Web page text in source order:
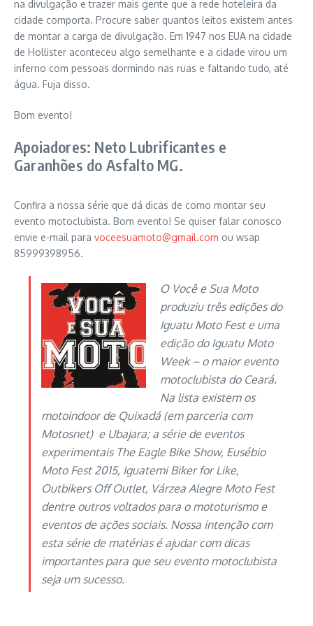
na divulgação e trazer mais gente que a rede hoteleira da
cidade comporta. Procure saber quantos leitos existem antes
de montar a carga de divulgação. Em 1947 nos EUA na cidade
de Hollister aconteceu algo semelhante e a cidade virou um
inferno com pessoas dormindo nas ruas e faltando tudo, até
água. Fuja disso.
Bom evento!
Apoiadores: Neto Lubrificantes e
Garanhões do Asfalto MG.
Confira a nossa série que dá dicas de como montar seu
evento motoclubista. Bom evento! Se quiser falar conosco
envie e-mail para voceesuamoto@gmail.com ou wsap
85999398956.
O Você e Sua Moto
produziu três edições do
Iguatu Moto Fest e uma
edição do Iguatu Moto
Week – o maior evento
motoclubista do Ceará.
Na lista existem os
motoindoor de Quixadá (em parceria com
Motosnet) e Ubajara; a série de eventos
experimentais The Eagle Bike Show, Eusébio
Moto Fest 2015, Iguatemi Biker for Like,
Outbikers Off Outlet, Várzea Alegre Moto Fest
dentre outros voltados para o mototurismo e
eventos de ações sociais. Nossa intenção com
esta série de matérias é ajudar com dicas
importantes para que seu evento motoclubista
seja um sucesso.